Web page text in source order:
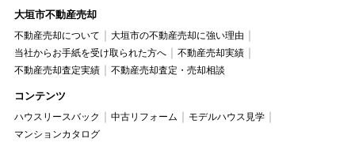
大垣市不動産売却
不動産売却について
大垣市の不動産売却に強い理由
当社からお手紙を受け取られた方へ
不動産売却実績
不動産売却査定実績
不動産売却査定・売却相談
コンテンツ
ハウスリースバック 中古リフォーム
モデルハウス見学
マンションカタログ